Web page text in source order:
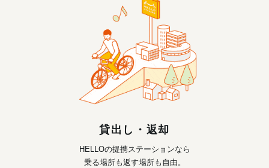
貸出し・返却
HELLOの提携ステーションなら
乗る場所も返す場所も自由。